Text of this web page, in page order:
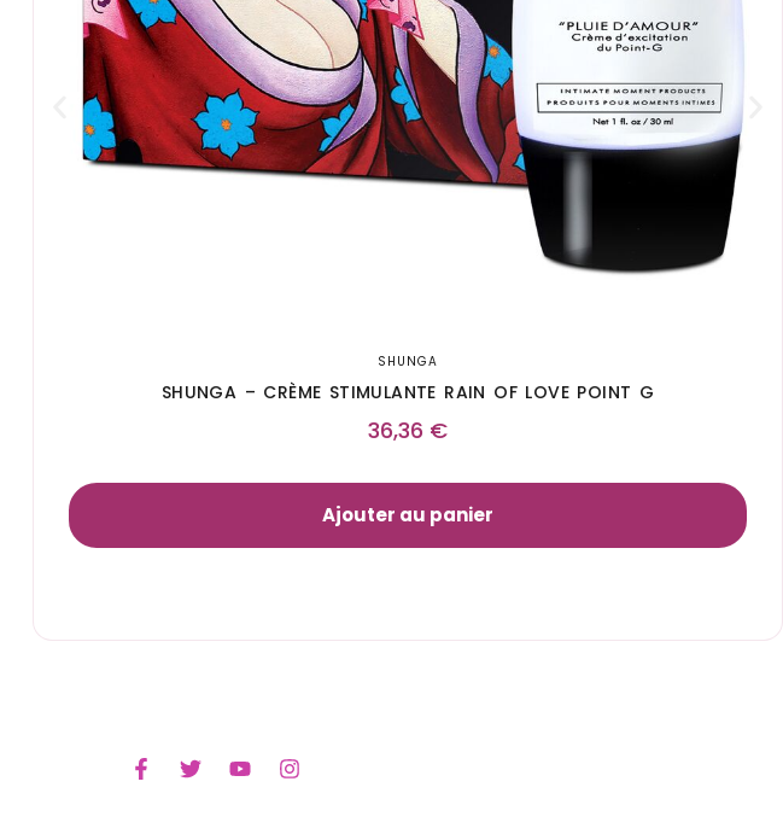
SHUNGA
SHUNGA – CRÈME STIMULANTE RAIN OF LOVE POINT G
36,36 €
Ajouter au panier